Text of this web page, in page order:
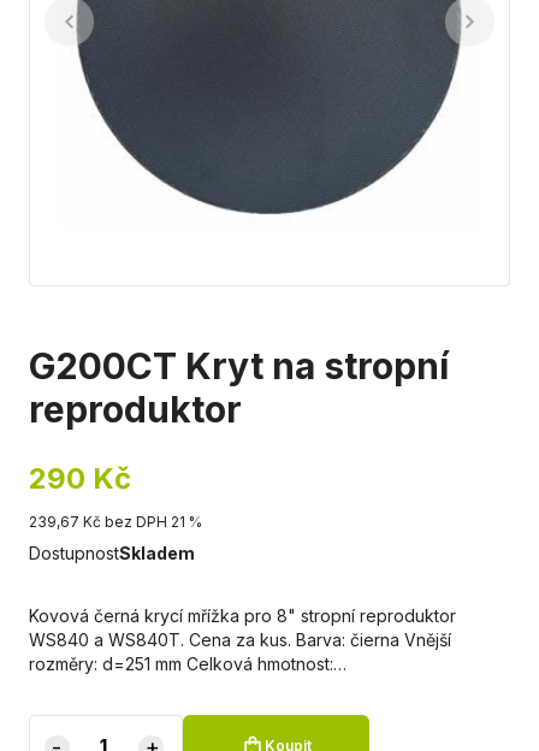
G200CT Kryt na stropní
reproduktor
290 Kč
239,67 Kč bez DPH 21 %
DostupnostSkladem
Kovová černá krycí mřížka pro 8" stropní reproduktor
WS840 a WS840T. Cena za kus. Barva: čierna Vnější
rozměry: d=251 mm Celková hmotnost:…
Koupit